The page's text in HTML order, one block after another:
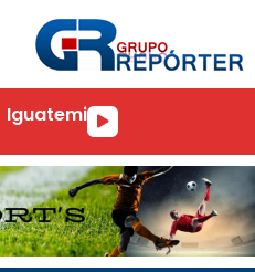
IguatemiTocador
áudio